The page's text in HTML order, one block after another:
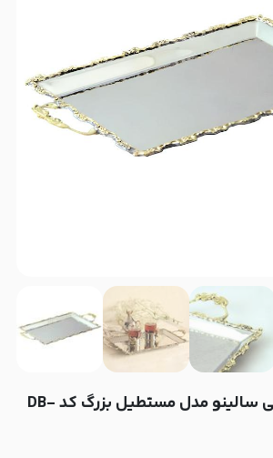
سینی‌ استیل‌برنجی سالینو مدل مستطیل بزرگ کد DB-